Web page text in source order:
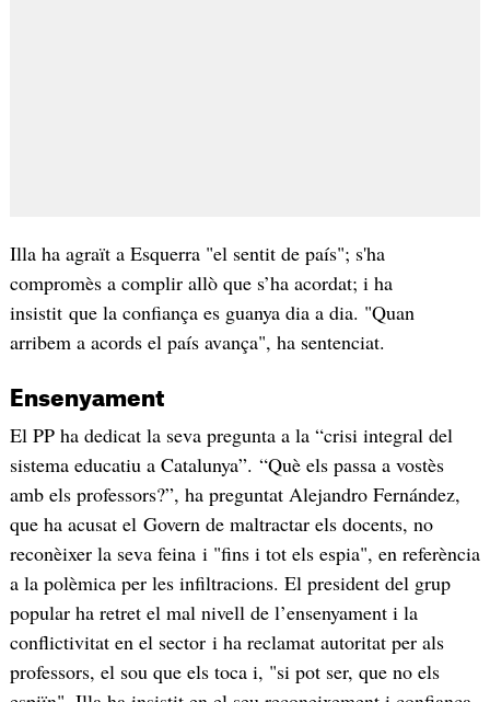
Illa ha agraït a Esquerra "el sentit de país"; s'ha
compromès a complir allò que s’ha acordat; i ha
insistit que la confiança es guanya dia a dia. "Quan
arribem a acords el país avança", ha sentenciat.
Ensenyament
El PP ha dedicat la seva pregunta a la “crisi integral del
sistema educatiu a Catalunya”. “Què els passa a vostès
amb els professors?”, ha preguntat Alejandro Fernández,
que ha acusat el Govern de maltractar els docents, no
reconèixer la seva feina i "fins i tot els espia", en referència
a la polèmica per les infiltracions. El president del grup
popular ha retret el mal nivell de l’ensenyament i la
conflictivitat en el sector i ha reclamat autoritat per als
professors, el sou que els toca i, "si pot ser, que no els